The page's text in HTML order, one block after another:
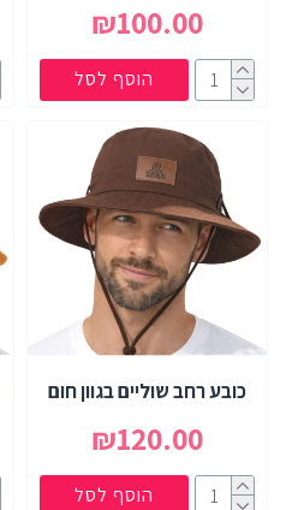
₪100.00
הוסף לסל
כובע רחב שוליים בגוון חום
₪120.00
הוסף לסל